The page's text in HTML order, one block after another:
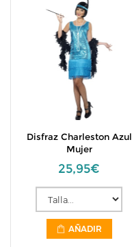
Disfraz Charleston Azul
Mujer
25,95€
AÑADIR